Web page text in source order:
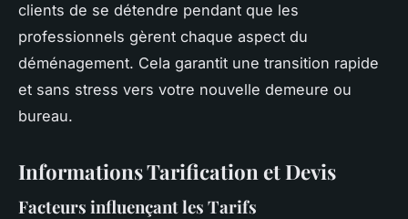
clients de se détendre pendant que les
professionnels gèrent chaque aspect du
déménagement. Cela garantit une transition rapide
et sans stress vers votre nouvelle demeure ou
bureau.
Informations Tarification et Devis
Facteurs influençant les Tarifs